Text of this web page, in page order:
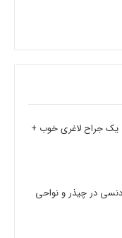
لاغری (9 ویژگی یک جراح لاغری خوب +
در چیذر و نواحی